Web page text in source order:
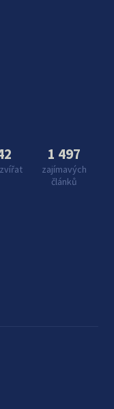
1 497
zajímavých
článků